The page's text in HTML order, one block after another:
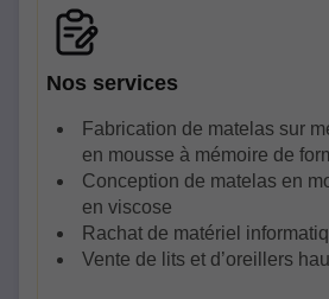
Nos services
Fabrication de matelas sur
en mousse à mémoire de
Conception de matelas en
en viscose
Rachat de matériel
Vente de lits et d’oreillers